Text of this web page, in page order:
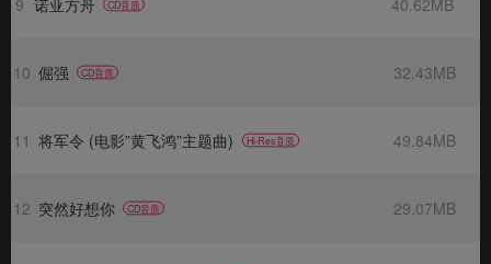
9 诺亚方舟 CD音质 40.62MB
10 倔强 CD音质 32.43MB
11 将军令 (电影”黄飞鸿”主题曲) Hi-Res音质 49.84MB
12 突然好想你 CD音质 29.07MB